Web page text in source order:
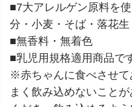
■7大アレルゲン原料を
分・小麦・そば・落花生
■無香料・無着色
■乳児用規格適用商品で
※赤ちゃんに食べさせて
まく飲み込めないこと